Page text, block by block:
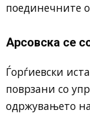
поединечните
Арсовска се
Ѓорѓиевски
поврзани со
одржувањето